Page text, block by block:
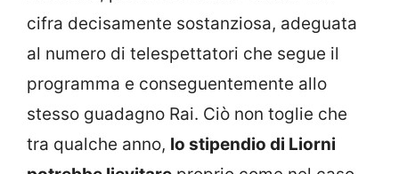
cifra decisamente sostanziosa, adeguata
al numero di telespettatori che segue il
programma e conseguentemente allo
stesso guadagno Rai. Ciò non toglie che
tra qualche anno, lo stipendio di Liorni